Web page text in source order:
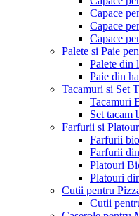
Capace
Capace
Capace
Palete si Paie
Palete din
Paie din
Tacamuri si Set
Tacamuri
Set tacam
Farfurii si
Farfurii
Farfurii
Platouri
Platouri
Cutii pentru
Cutii